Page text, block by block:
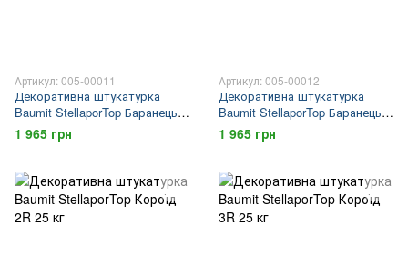
Артикул: 005-00011
Декоративна штукатурка
Baumit StellaporTop Баранець
2К 25 кг
1 965 грн
Артикул: 005-00012
Декоративна штукатурка
Baumit StellaporTop Баранець
3К 25 кг
1 965 грн